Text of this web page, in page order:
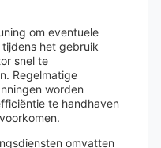
om eventuele
het gebruik
snel te
Regelmatige
worden
te handhaven
omvatten